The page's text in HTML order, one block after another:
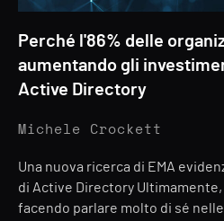
Perché l'86% delle
aumentando gli
Active Directory
Michele Crockett
Una nuova ricerca di EMA
di Active Directory
facendo parlare molto di sé